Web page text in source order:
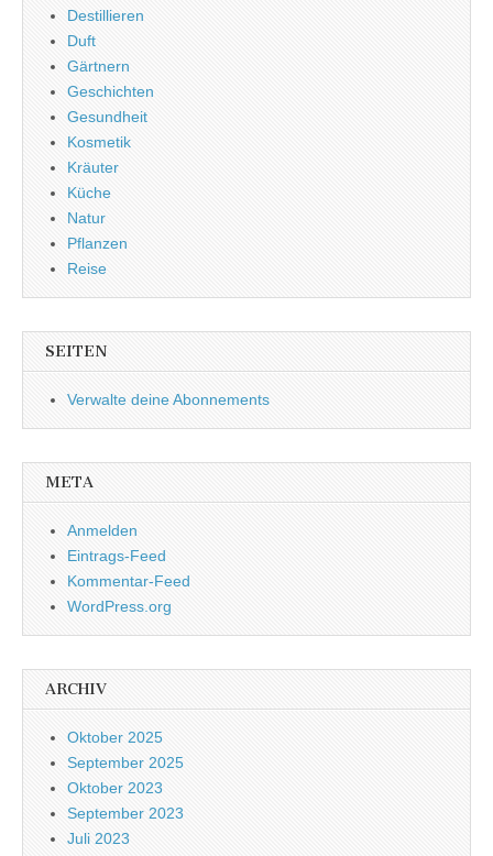
Destillieren
Duft
Gärtnern
Geschichten
Gesundheit
Kosmetik
Kräuter
Küche
Natur
Pflanzen
Reise
SEITEN
Verwalte deine Abonnements
META
Anmelden
Eintrags-Feed
Kommentar-Feed
WordPress.org
ARCHIV
Oktober 2025
September 2025
Oktober 2023
September 2023
Juli 2023